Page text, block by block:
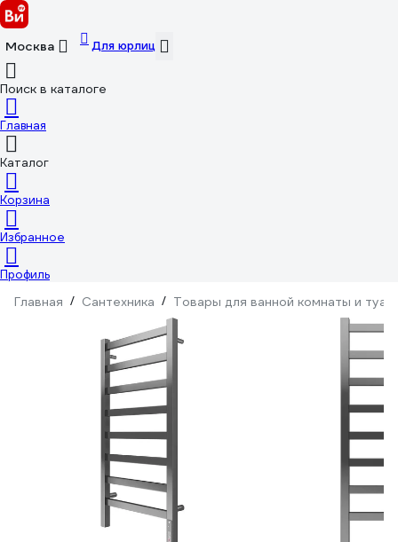
Москва Для юрлиц
Поиск в каталоге
Главная
Каталог
Корзина
Избранное
Профиль
Главная / Сантехника / Товары для ванной комнаты и